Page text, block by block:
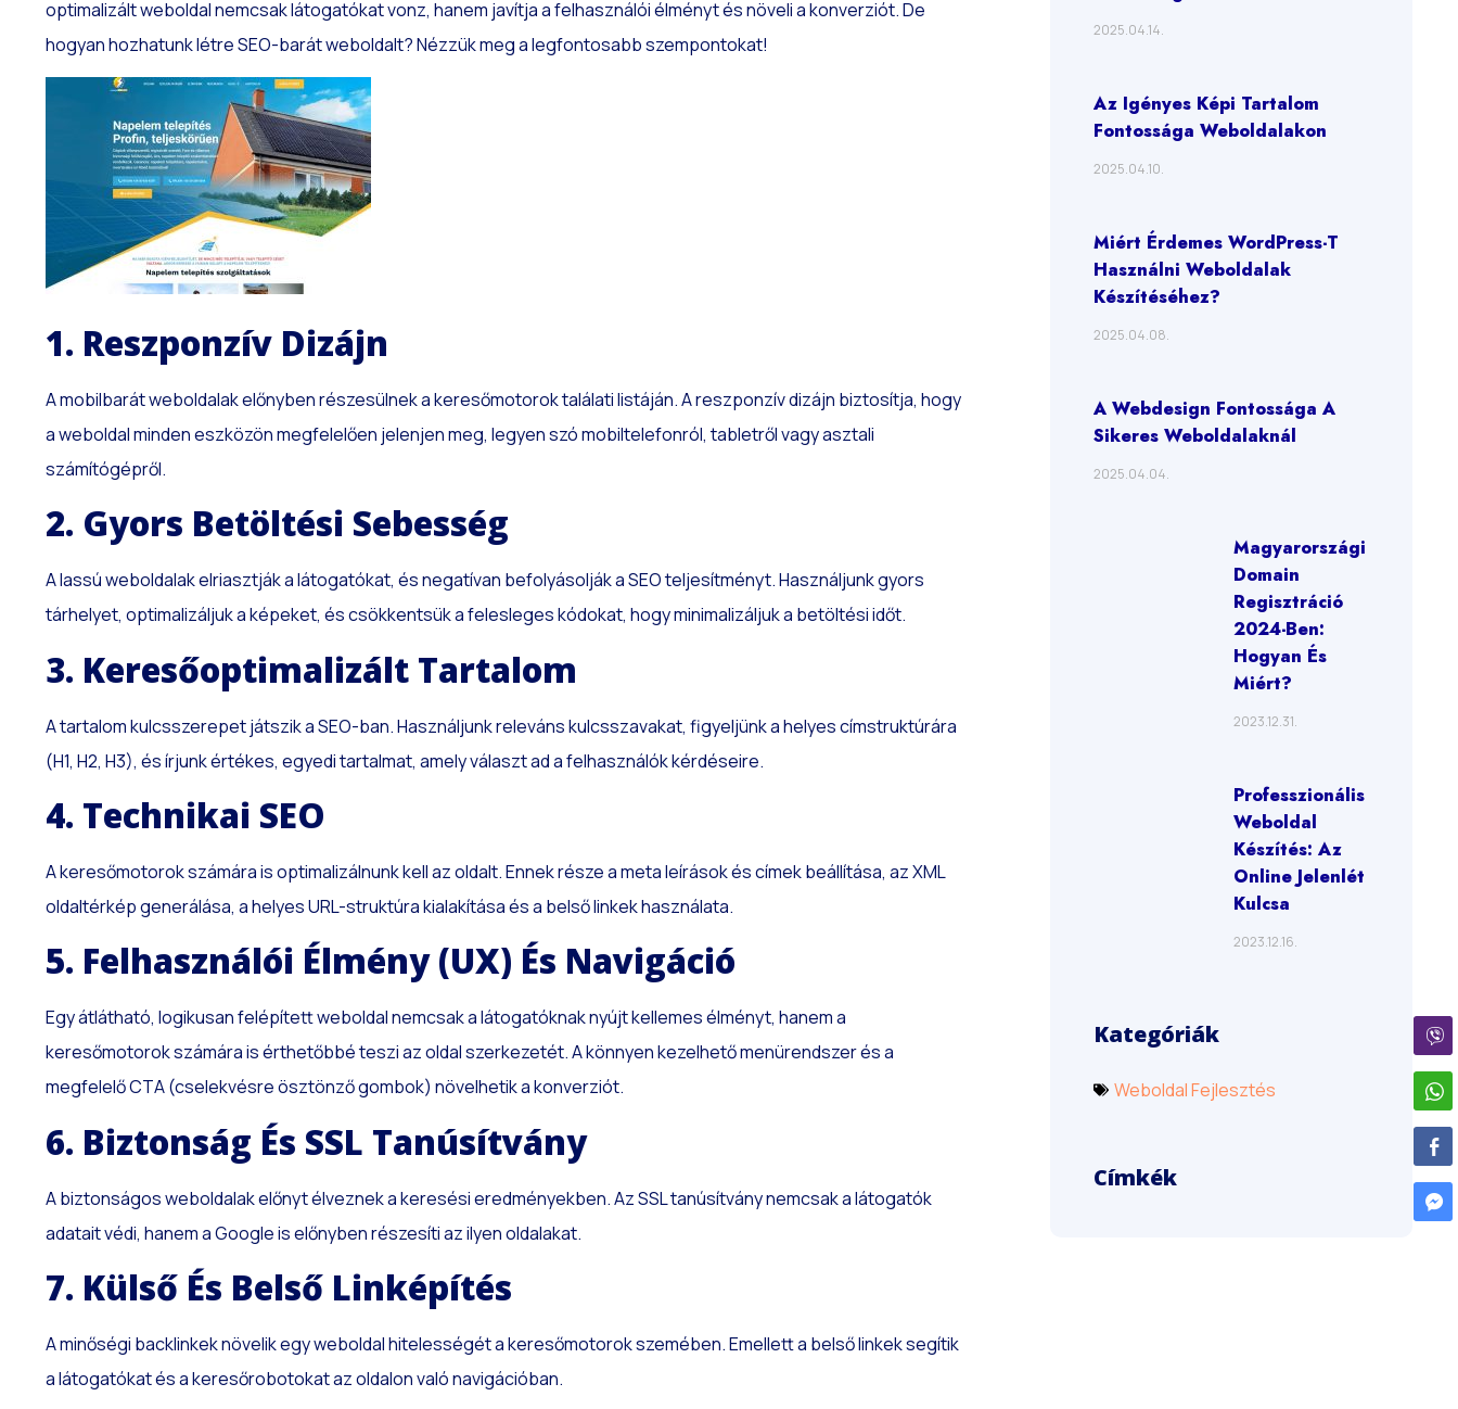
optimalizált weboldal nemcsak látogatókat vonz, hanem javítja a felhasználói élményt és növeli a konverziót. De
hogyan hozhatunk létre SEO-barát weboldalt? Nézzük meg a legfontosabb szempontokat!
1. Reszponzív Dizájn
A mobilbarát weboldalak előnyben részesülnek a keresőmotorok találati listáján. A reszponzív dizájn biztosítja, hogy
a weboldal minden eszközön megfelelően jelenjen meg, legyen szó mobiltelefonról, tabletről vagy asztali
számítógépről.
2. Gyors Betöltési Sebesség
A lassú weboldalak elriasztják a látogatókat, és negatívan befolyásolják a SEO teljesítményt. Használjunk gyors
tárhelyet, optimalizáljuk a képeket, és csökkentsük a felesleges kódokat, hogy minimalizáljuk a betöltési időt.
3. Keresőoptimalizált Tartalom
A tartalom kulcsszerepet játszik a SEO-ban. Használjunk releváns kulcsszavakat, figyeljünk a helyes címstruktúrára
(H1, H2, H3), és írjunk értékes, egyedi tartalmat, amely választ ad a felhasználók kérdéseire.
4. Technikai SEO
A keresőmotorok számára is optimalizálnunk kell az oldalt. Ennek része a meta leírások és címek beállítása, az XML
oldaltérkép generálása, a helyes URL-struktúra kialakítása és a belső linkek használata.
5. Felhasználói Élmény (UX) És Navigáció
Egy átlátható, logikusan felépített weboldal nemcsak a látogatóknak nyújt kellemes élményt, hanem a
keresőmotorok számára is érthetőbbé teszi az oldal szerkezetét. A könnyen kezelhető menürendszer és a
megfelelő CTA (cselekvésre ösztönző gombok) növelhetik a konverziót.
6. Biztonság És SSL Tanúsítvány
A biztonságos weboldalak előnyt élveznek a keresési eredményekben. Az SSL tanúsítvány nemcsak a látogatók
adatait védi, hanem a Google is előnyben részesíti az ilyen oldalakat.
7. Külső És Belső Linképítés
A minőségi backlinkek növelik egy weboldal hitelességét a keresőmotorok szemében. Emellett a belső linkek segítik
a látogatókat és a keresőrobotokat az oldalon való navigációban.
2025.04.14.
Az Igényes Képi Tartalom
Fontossága Weboldalakon
2025.04.10.
Miért Érdemes WordPress-T
Használni Weboldalak
Készítéséhez?
2025.04.08.
A Webdesign Fontossága A
Sikeres Weboldalaknál
2025.04.04.
Magyarországi
Domain
Regisztráció
2024-Ben:
Hogyan És
Miért?
2023.12.31.
Professzionális
Weboldal
Készítés: Az
Online Jelenlét
Kulcsa
2023.12.16.
Kategóriák
Weboldal Fejlesztés
Címkék